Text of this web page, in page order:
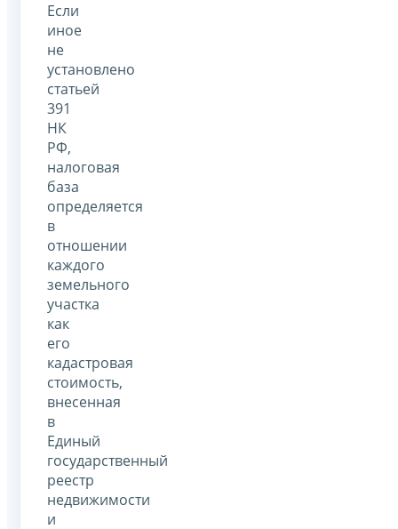
Если
иное
не
установлено
статьей
391
НК
РФ,
налоговая
база
определяется
в
отношении
каждого
земельного
участка
как
его
кадастровая
стоимость,
внесенная
в
Единый
государственный
реестр
недвижимости
и